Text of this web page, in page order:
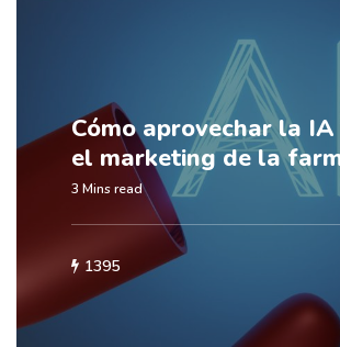
Cómo aprovechar la
el marketing de la
3 Mins read
1395